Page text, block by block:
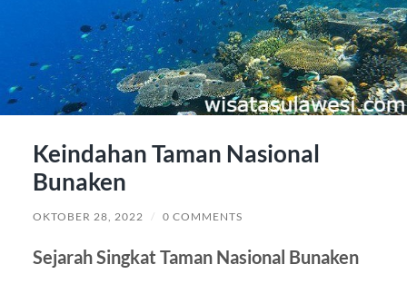
Keindahan Taman Nasional
Bunaken
OKTOBER 28, 2022 / 0 COMMENTS
Sejarah Singkat Taman Nasional Bunaken